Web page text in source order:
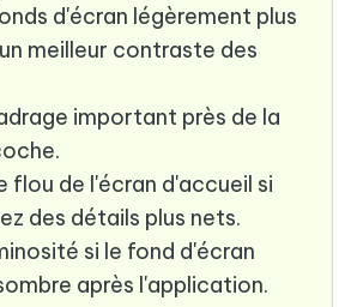
d'écran légèrement plus
meilleur contraste des
important près de la
flou de l'écran d'accueil si
des détails plus nets.
si le fond d'écran
après l'application.